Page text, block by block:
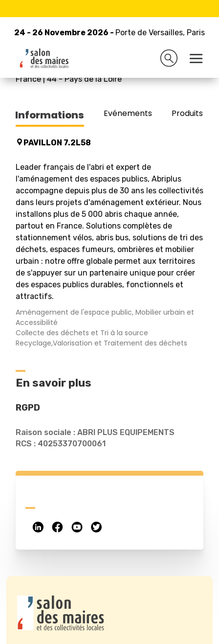
24 - 26 Novembre 2026 - Porte de Versailles, Paris
24 - 26 Novembre 2026 - Porte de Versailles, Paris
Retour à la liste des exposants
ABRIPLUS
France|44-Pays de la Loire
Informations Evénements Produits/
PAVILLON 7.2L58
Leader français de l'abri et expert de
l'aménagement des espaces publics, Abriplus
accompagne depuis plus de 30 ans les collectivités
dans leurs projets d'aménagement extérieur. Nous
installons plus de 5 000 abris chaque année,
partout en France. Solutions complètes de
stationnement vélos, abris bus, solutions de tri des
déchets, espaces fumeurs, ombrières et mobilier
urbain : notre offre globale permet aux territoires
de s'appuyer sur un partenaire unique pour créer
des espaces publics durables, fonctionnels et
attractifs.
Aménagement de l'espace public, Mobilier urbain et
Accessibilité
Collecte des déchets et Tri à la source
Recyclage,Valorisation et Traitement des déchets
En savoir plus
RGPD
Raison sociale : ABRI PLUS EQUIPEMENTS
RCS : 40253370700061